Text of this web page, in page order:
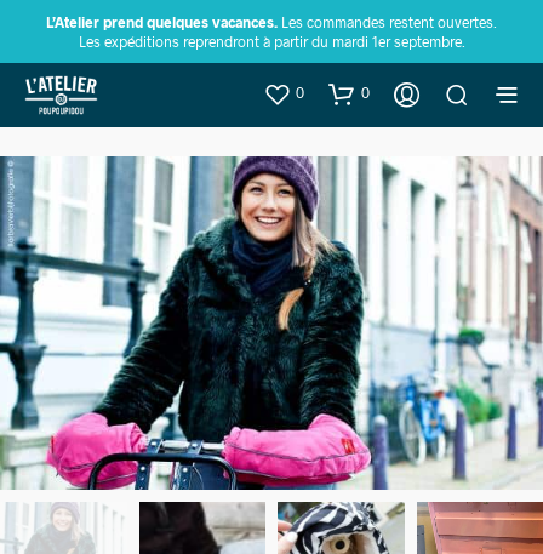
L’Atelier prend quelques vacances. Les commandes restent ouvertes.
Les expéditions reprendront à partir du mardi 1er septembre.
0 0